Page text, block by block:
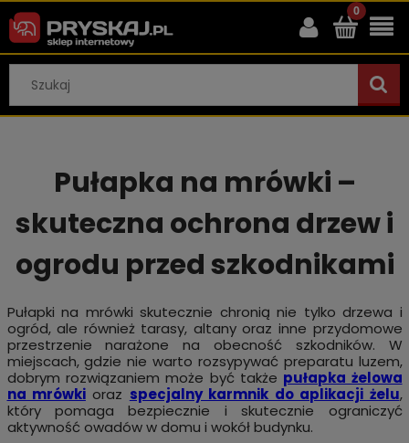
Pułapka na mrówki –
skuteczna ochrona drzew i
ogrodu przed szkodnikami
Pułapki na mrówki skutecznie chronią nie tylko drzewa i
ogród, ale również tarasy, altany oraz inne przydomowe
przestrzenie narażone na obecność szkodników. W
miejscach, gdzie nie warto rozsypywać preparatu luzem,
dobrym rozwiązaniem może być także pułapka żelowa
na mrówkioraz specjalny karmnik do aplikacji żelu,
który pomaga bezpiecznie i skutecznie ograniczyć
aktywność owadów w domu i wokół budynku.